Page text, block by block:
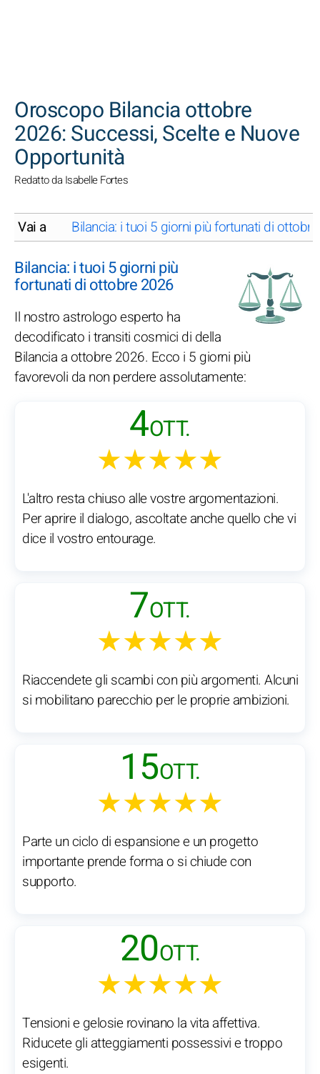
Oroscopo Bilancia ottobre
2026: Successi, Scelte e Nuove
Opportunità
Redatto da Isabelle Fortes
Vai a Bilancia: i tuoi 5 giorni più fortunati di
Bilancia: i tuoi 5 giorni più
fortunati di ottobre 2026
Il nostro astrologo esperto ha
decodificato i transiti cosmici di della
Bilancia a ottobre 2026. Ecco i 5 giorni più
favorevoli da non perdere assolutamente:
4OTT.
★★★★★
L'altro resta chiuso alle vostre argomentazioni.
Per aprire il dialogo, ascoltate anche quello che vi
dice il vostro entourage.
7OTT.
★★★★★
Riaccendete gli scambi con più argomenti. Alcuni
si mobilitano parecchio per le proprie ambizioni.
15OTT.
★★★★★
Parte un ciclo di espansione e un progetto
importante prende forma o si chiude con
supporto.
20OTT.
★★★★★
Tensioni e gelosie rovinano la vita affettiva.
Riducete gli atteggiamenti possessivi e troppo
esigenti.